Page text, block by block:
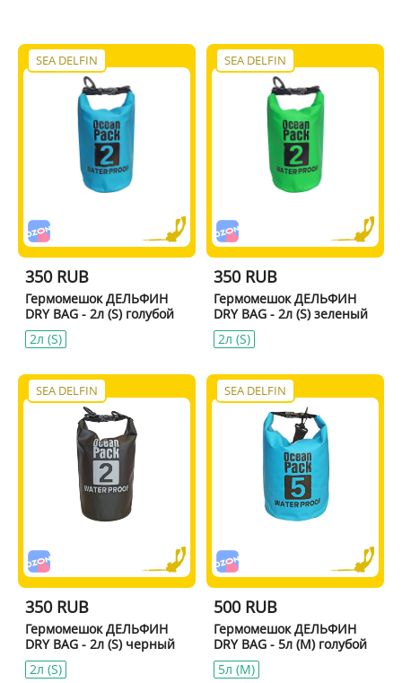
SEA DELFIN
350 RUB
Гермомешок ДЕЛЬФИН
DRY BAG - 2л (S) голубой
2л (S)
SEA DELFIN
350 RUB
Гермомешок ДЕЛЬФИН
DRY BAG - 2л (S) зеленый
2л (S)
SEA DELFIN
350 RUB
Гермомешок ДЕЛЬФИН
DRY BAG - 2л (S) черный
2л (S)
SEA DELFIN
500 RUB
Гермомешок ДЕЛЬФИН
DRY BAG - 5л (M) голубой
5л (M)